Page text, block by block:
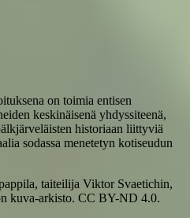
on toimia entisen
keskinäisenä yhdyssiteenä,
historiaan liittyviä
sodassa menetetyn kotiseudun
taiteilija Viktor Svaetichin,
kuva-arkisto. CC BY-ND 4.0.